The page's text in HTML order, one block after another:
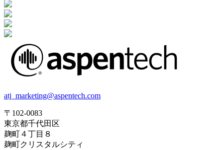
atj_marketing@aspentech.com
〒102-0083
東京都千代田区
麹町４丁目８
麹町クリスタルシティ